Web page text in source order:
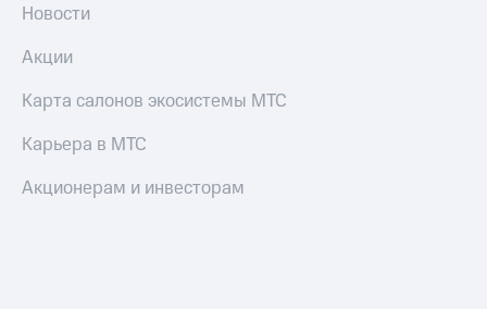
Новости
Акции
Карта салонов экосистемы МТС
Карьера в МТС
Акционерам и инвесторам